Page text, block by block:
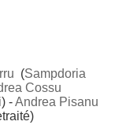
(Sampdoria
Cossu
) -Andrea Pisanu